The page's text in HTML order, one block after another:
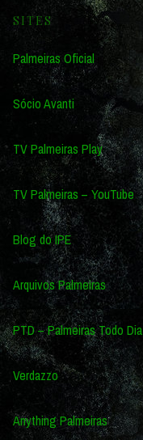
SITES
Palmeiras Oficial
Sócio Avanti
TV Palmeiras Play
TV Palmeiras – YouTube
Blog do IPE
Arquivos Palmeiras
PTD – Palmeiras Todo Dia
Verdazzo
Anything Palmeiras